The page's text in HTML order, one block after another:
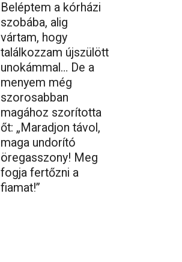
Beléptem a kórházi
szobába, alig
vártam, hogy
találkozzam újszülött
unokámmal… De a
menyem még
szorosabban
magához szorította
őt: „Maradjon távol,
maga undorító
öregasszony! Meg
fogja fertőzni a
fiamat!”